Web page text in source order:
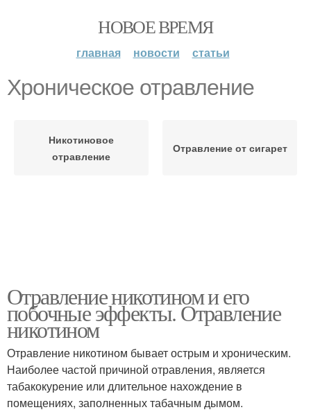
НОВОЕ ВРЕМЯ
главная новости статьи
Хроническое отравление
Никотиновое
отравление
Отравление от сигарет
Отравление никотином и его
побочные эффекты. Отравление
никотином
Отравление никотином бывает острым и хроническим.
Наиболее частой причиной отравления, является
табакокурение или длительное нахождение в
помещениях, заполненных табачным дымом.